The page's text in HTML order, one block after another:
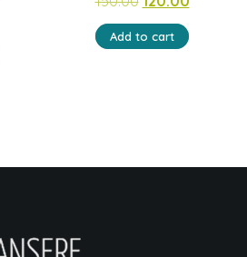
price
was:
Add to cart